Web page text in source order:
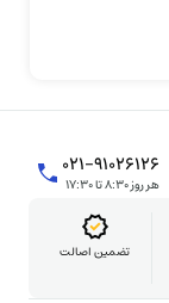
۰۲۱-۹۱۰۲۶۱۲۶
هر روز ۸:۳۰ تا ۱۷:۳۰
تضمین اصالت